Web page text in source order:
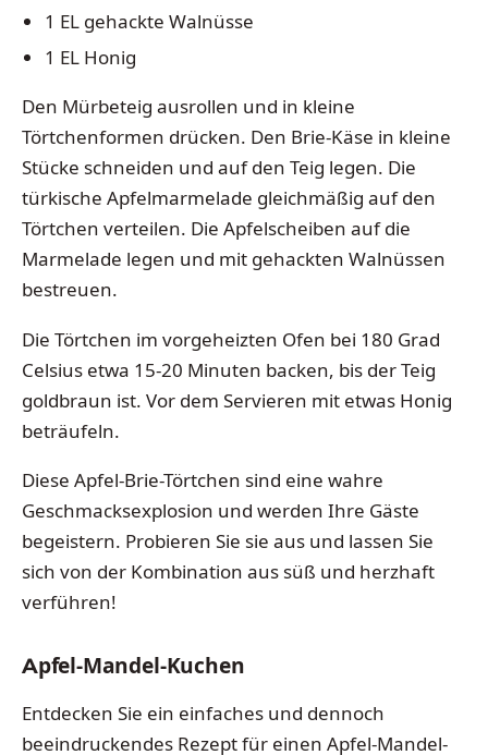
1 EL gehackte Walnüsse
1 EL Honig
Den Mürbeteig ausrollen und in kleine
Törtchenformen drücken. Den Brie-Käse in kleine
Stücke schneiden und auf den Teig legen. Die
türkische Apfelmarmelade gleichmäßig auf den
Törtchen verteilen. Die Apfelscheiben auf die
Marmelade legen und mit gehackten Walnüssen
bestreuen.
Die Törtchen im vorgeheizten Ofen bei 180 Grad
Celsius etwa 15-20 Minuten backen, bis der Teig
goldbraun ist. Vor dem Servieren mit etwas Honig
beträufeln.
Diese Apfel-Brie-Törtchen sind eine wahre
Geschmacksexplosion und werden Ihre Gäste
begeistern. Probieren Sie sie aus und lassen Sie
sich von der Kombination aus süß und herzhaft
verführen!
Apfel-Mandel-Kuchen
Entdecken Sie ein einfaches und dennoch
beeindruckendes Rezept für einen Apfel-Mandel-